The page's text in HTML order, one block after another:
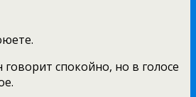
спокойно, но в голосе